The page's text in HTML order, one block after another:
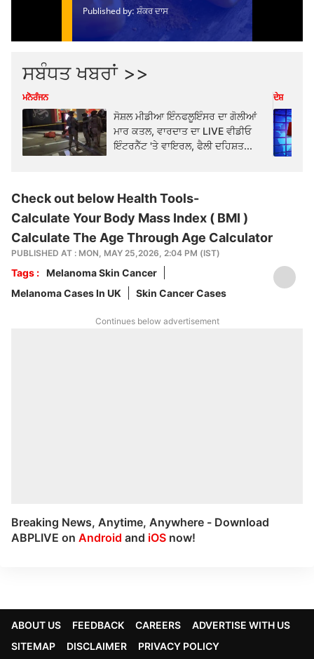
ਸਬੰਧਤ ਖਬਰਾਂ >>
ਮਨੋਰੰਜਨ
ਸੋਸ਼ਲ ਮੀਡੀਆ ਇੰਨਫਲੂਇੰਸਰ ਦਾ ਗੋਲੀਆਂ
ਮਾਰ ਕਤਲ, ਵਾਰਦਾਤ ਦਾ LIVE ਵੀਡੀਓ
ਇੰਟਰਨੈੱਟ 'ਤੇ ਵਾਇਰਲ, ਫੈਲੀ ਦਹਿਸ਼ਤ...
ਦੇਸ਼
Check out below Health Tools-
Calculate Your Body Mass Index ( BMI )
Calculate The Age Through Age Calculator
PUBLISHED AT : MON, MAY 25,2026, 2:04 PM (IST)
Tags : Melanoma Skin Cancer
Melanoma Cases In UK
Skin Cancer Cases
Continues below advertisement
Breaking News, Anytime, Anywhere - Download
ABPLIVE on Android and iOS now!
ABOUT US FEEDBACK CAREERS
ADVERTISE WITH US
SITEMAP
DISCLAIMER PRIVACY POLICY